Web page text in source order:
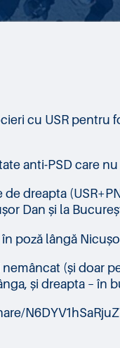
cu USR
anti-PSD care
dreapta
Dan și la
poză lângă
(și doar
și dreapta – în